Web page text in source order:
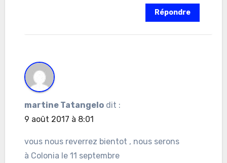
Répondre
martine Tatangelo dit :
9 août 2017 à 8:01
vous nous reverrez bientot , nous serons
à Colonia le 11 septembre